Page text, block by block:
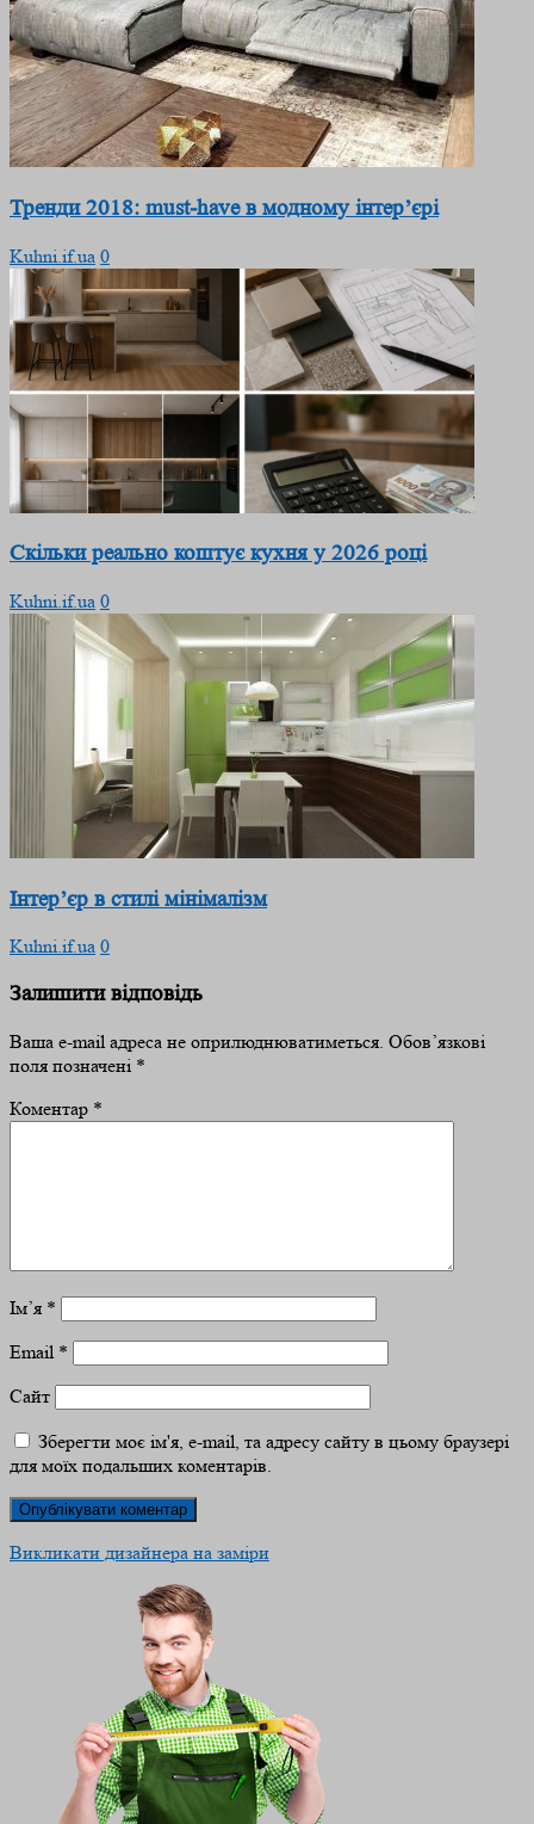
Тренди 2018: must-have в модному інтер’єрі
Kuhni.if.ua 0
Скільки реально коштує кухня у 2026 році
Kuhni.if.ua 0
Інтер’єр в стилі мінімалізм
Kuhni.if.ua 0
Залишити відповідь
Ваша e-mail адреса не оприлюднюватиметься. Обов’язкові
поля позначені *
Коментар *
Ім’я *
Email *
Сайт
Зберегти моє ім'я, e-mail, та адресу сайту в цьому браузері
для моїх подальших коментарів.
Викликати дизайнера на заміри